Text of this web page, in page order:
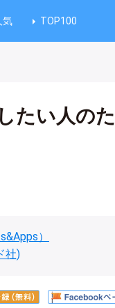
気 TOP100
たい人の
）
社)